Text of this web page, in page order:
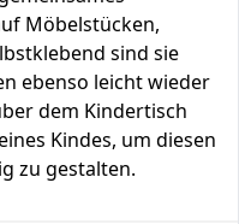
Möbelstücken,
sind sie
ebenso leicht wieder
dem Kindertisch
Kindes, um diesen
zu gestalten.